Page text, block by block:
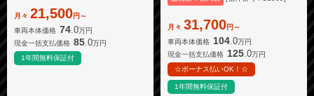
月々 21,500円～
車両本体価格 74 .0万円
現金一括支払価格 85.0万円
1年間無料保証付
月々 31,700円～
車両本体価格 104 .0万円
現金一括支払価格 125.0万円
☆ボーナス払いOK！☆
1年間無料保証付